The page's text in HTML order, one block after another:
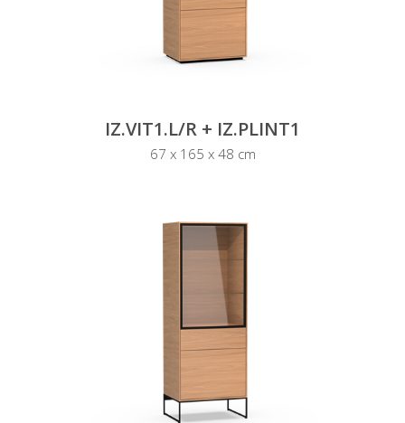
IZ.VIT1.L/R + IZ.PLINT1
67 x 165 x 48 cm